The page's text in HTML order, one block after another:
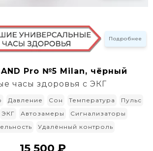
Подробнее
Pro №5 Milan, чёрный
часы здоровья с ЭКГ
Давление Сон Температура
Пульс
ЭКГ Автозамеры
Сигнализаторы
Удалённый контроль